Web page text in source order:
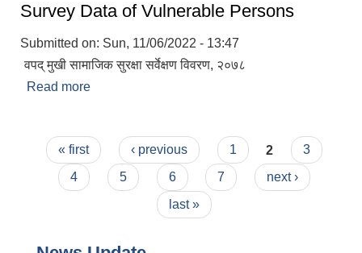
Survey Data of Vulnerable Persons
Submitted on: Sun, 11/06/2022 - 13:47
वपद् मुखी सामाजिक सुरक्षा सर्वेक्षण विवरण, २०७८
Read more
Pages
« first ‹ previous 1 2
3
4
5 6 7
next ›
last »